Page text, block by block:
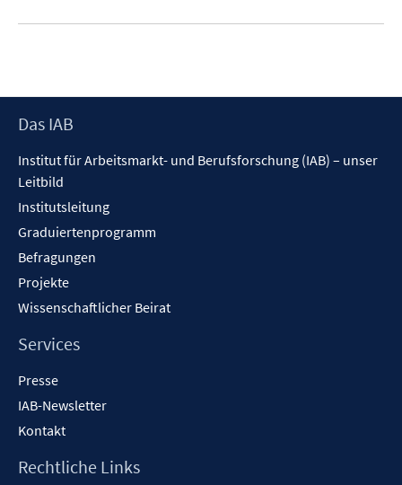
Footer
Das IAB
Institut für Arbeitsmarkt- und Berufsforschung (IAB) – unser
Leitbild
Institutsleitung
Graduiertenprogramm
Befragungen
Projekte
Wissenschaftlicher Beirat
Services
Presse
IAB-Newsletter
Kontakt
Rechtliche Links